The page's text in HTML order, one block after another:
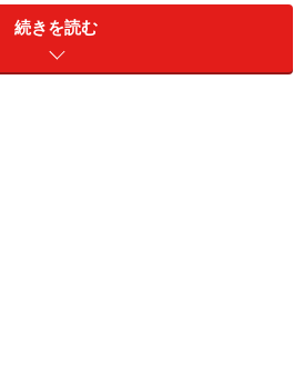
」と称される愛育病院、山王病
の産院の人気は根強く、また広尾
は改築されたことでとても美しい
続きを読む